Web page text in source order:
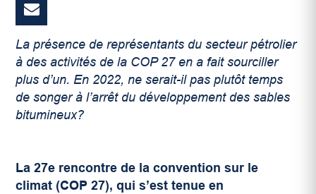
La présence de représentants du secteur pétrolier
à des activités de la COP 27 en a fait sourciller
plus d’un. En 2022, ne serait-il pas plutôt temps
de songer à l’arrêt du développement des sables
bitumineux?
La 27e rencontre de la convention sur le
climat (COP 27), qui s’est tenue en